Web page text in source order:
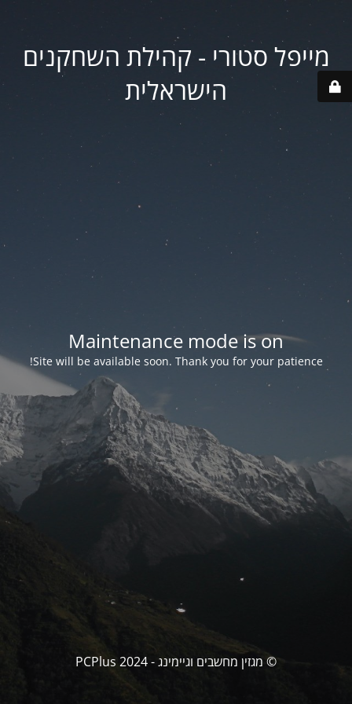
מייפל סטורי - קהילת השחקנים
הישראלית
Maintenance mode is on
Site will be available soon. Thank you for your patience!
© מגזין מחשבים וגיימינג - PCPlus 2024